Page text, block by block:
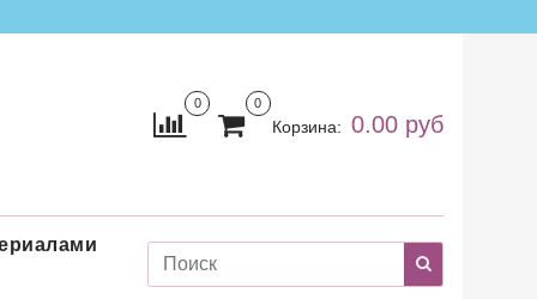
0 0
Корзина: 0.00 руб